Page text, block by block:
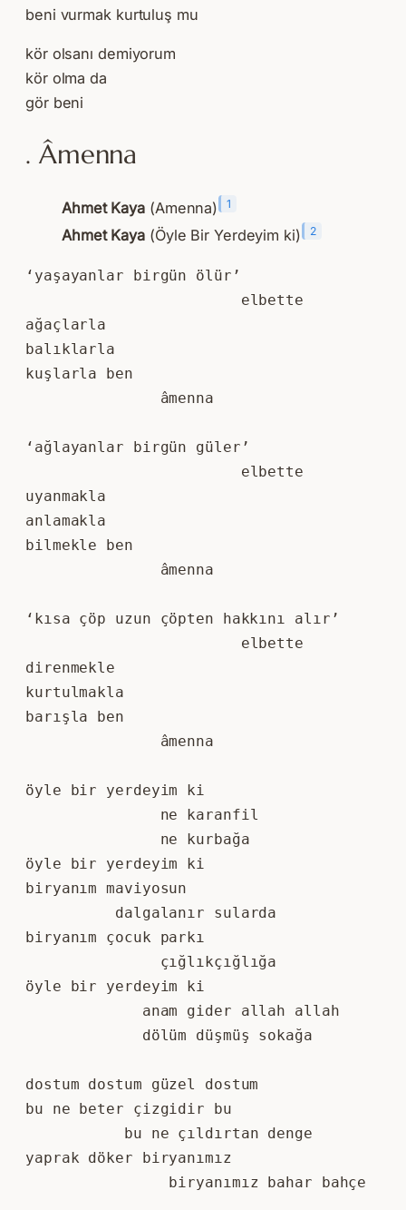
beni vurmak kurtuluş mu
kör olsanı demiyorum
kör olma da
gör beni
. Âmenna
Ahmet Kaya (Amenna) 1
Ahmet Kaya (Öyle Bir Yerdeyim ki) 2
‘yaşayanlar birgün ölür’
                        elbette
ağaçlarla
balıklarla
kuşlarla ben
               âmenna
‘ağlayanlar birgün güler’
                        elbette
uyanmakla
anlamakla
bilmekle ben
               âmenna
‘kısa çöp uzun çöpten hakkını alır’
                        elbette
direnmekle
kurtulmakla
barışla ben
               âmenna
öyle bir yerdeyim ki
               ne karanfil
               ne kurbağa
öyle bir yerdeyim ki
biryanım maviyosun
          dalgalanır sularda
biryanım çocuk parkı
               çığlıkçığlığa
öyle bir yerdeyim ki
             anam gider allah allah
             dölüm düşmüş sokağa
dostum dostum güzel dostum
bu ne beter çizgidir bu
           bu ne çıldırtan denge
yaprak döker biryanımız
                biryanımız bahar bahçe